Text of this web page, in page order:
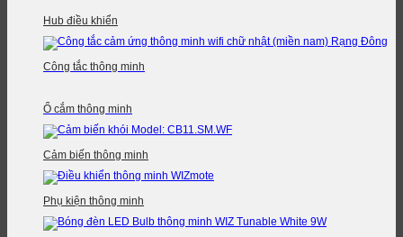
Hub điều khiển
Công tắc thông minh
Ổ cắm thông minh
Cảm biến thông minh
Phụ kiện thông minh